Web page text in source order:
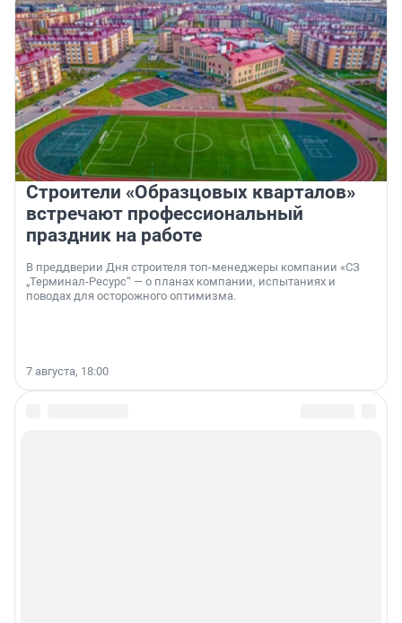
Строители «Образцовых кварталов»
встречают профессиональный
праздник на работе
В преддверии Дня строителя топ-менеджеры компании «СЗ
„Терминал-Ресурс“ — о планах компании, испытаниях и
поводах для осторожного оптимизма.
7 августа, 18:00